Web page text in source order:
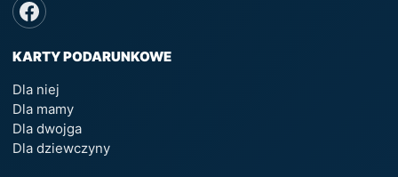
KARTY PODARUNKOWE
Dla niej
Dla mamy
Dla dwojga
Dla dziewczyny